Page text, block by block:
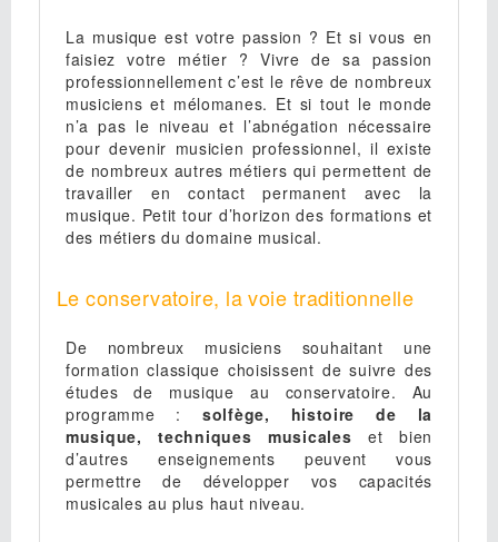
La musique est votre passion ? Et si vous en
faisiez votre métier ? Vivre de sa passion
professionnellement c’est le rêve de nombreux
musiciens et mélomanes. Et si tout le monde
n’a pas le niveau et l’abnégation nécessaire
pour devenir musicien professionnel, il existe
de nombreux autres métiers qui permettent de
travailler en contact permanent avec la
musique. Petit tour d’horizon des formations et
des métiers du domaine musical.
Le conservatoire, la voie traditionnelle
De nombreux musiciens souhaitant une
formation classique choisissent de suivre des
études de musique au conservatoire. Au
programme : solfège, histoire de la
musique, techniques musicales et bien
d’autres enseignements peuvent vous
permettre de développer vos capacités
musicales au plus haut niveau.